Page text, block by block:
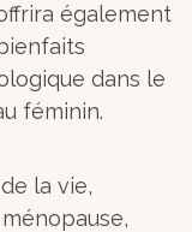
également
dans le
féminin.
la vie,